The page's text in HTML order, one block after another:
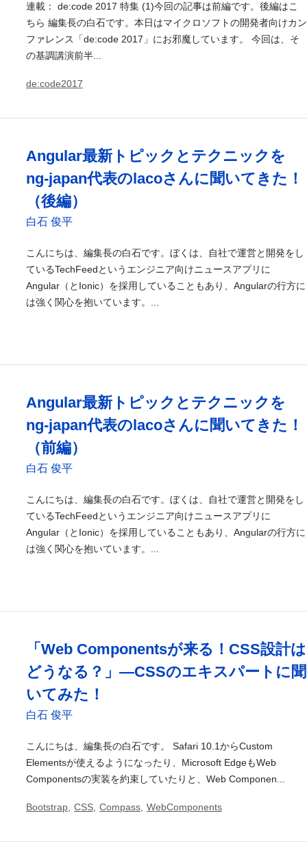
連載： de:code 2017 特集 (1)今回の記事は前編です。後編はこ
ちら 編集長の白石です。本日はマイクロソフトの開発者向けカン
ファレンス「de:code 2017」にお邪魔しています。 今回は、そ
の基調講演前半...
de:code2017
Angular最新トピックとテクニックを
ng-japan代表のlacoさんに聞いてきた！
（後編）
白石 俊平
こんにちは、編集長の白石です。ぼくは、自社で運営と開発をし
ているTechFeedというエンジニア向けニュースアプリに
Angular（とIonic）を採用していることもあり、Angularの行方に
は強く関心を抱いています。...
Angular最新トピックとテクニックを
ng-japan代表のlacoさんに聞いてきた！
（前編）
白石 俊平
こんにちは、編集長の白石です。ぼくは、自社で運営と開発をし
ているTechFeedというエンジニア向けニュースアプリに
Angular（とIonic）を採用していることもあり、Angularの行方に
は強く関心を抱いています。...
「Web Componentsが来る！CSS設計は
どうなる？」―CSSのエキスパートに聞
いてみた！
白石 俊平
こんにちは、編集長の白石です。 Safari 10.1からCustom
Elementsが使えるようになったり、Microsoft EdgeもWeb
Componentsの実装を約束していたりと、Web Componen...
Bootstrap CSS Compass WebComponents